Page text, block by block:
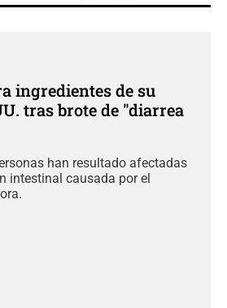
ingredientes de su
tras brote de "diarrea
han resultado afectadas
intestinal causada por el